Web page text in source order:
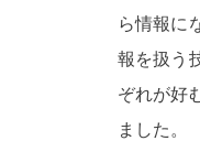
ら情報に
報を扱う
ぞれが好
ました 。